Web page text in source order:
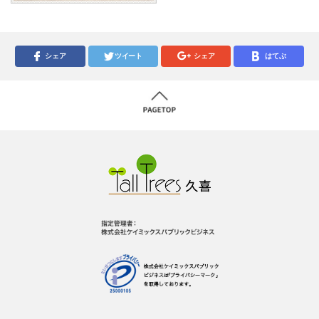
シェア ツイート シェア はてぶ